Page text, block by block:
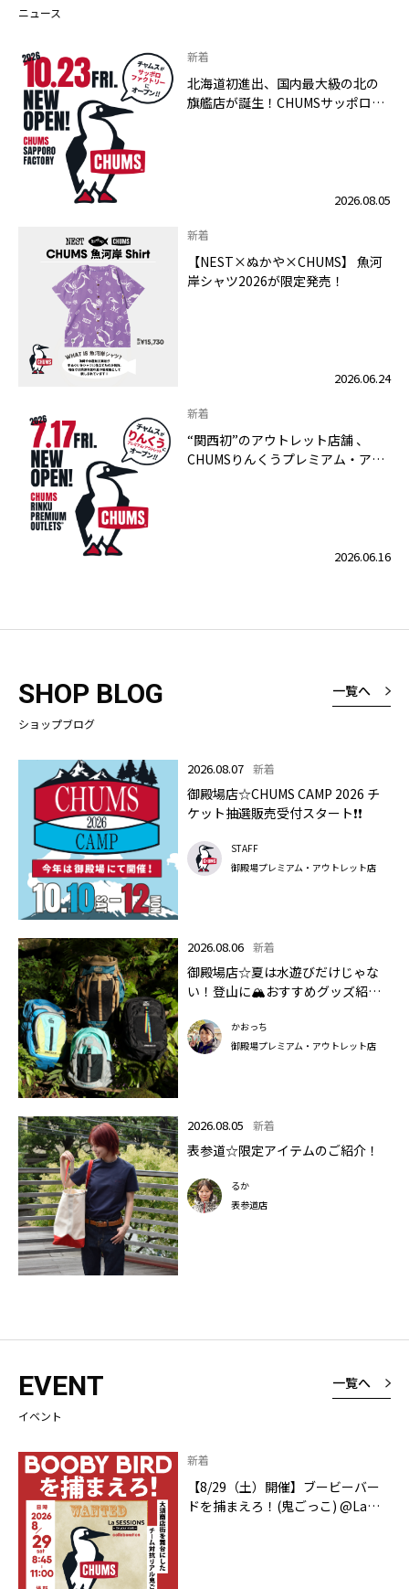
ニュース
新着
北海道初進出、国内最大級の北の
旗艦店が誕生！CHUMSサッポロフ
2026.08.05
新着
【NEST×ぬかや×CHUMS】 魚河
岸シャツ2026が限定発売！
2026.06.24
新着
“関西初”のアウトレット店舗 、
CHUMSりんくうプレミアム・アウ
2026.06.16
SHOP BLOG
ショップブログ
一覧へ
2026.08.07 新着
御殿場店☆CHUMS CAMP 2026 チ
ケット抽選販売受付スタート❗❗
STAFF
御殿場プレミアム・アウトレット店
2026.08.06 新着
御殿場店☆夏は水遊びだけじゃな
い！登山に🏔おすすめグッズ紹介
かおっち
御殿場プレミアム・アウトレット店
2026.08.05 新着
表参道☆限定アイテムのご紹介！
るか
表参道店
EVENT
イベント
一覧へ
新着
【8/29（土）開催】ブービーバー
ドを捕まえろ！(鬼ごっこ) @La